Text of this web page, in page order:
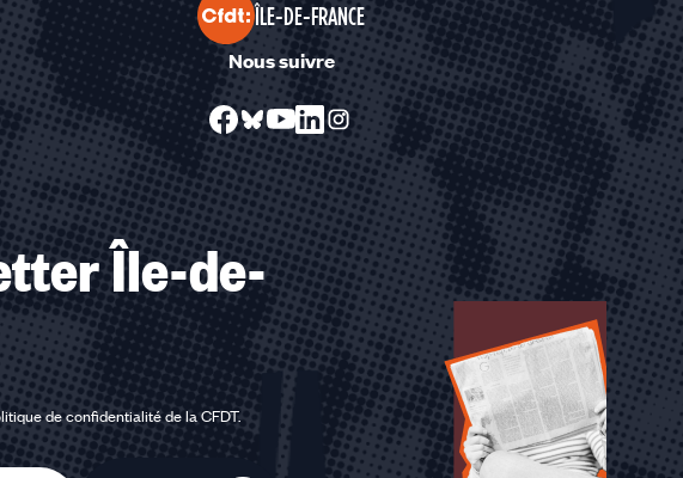
ÎLE-DE-FRANCE
Nous suivre
Île-de-
de confidentialité de la CFDT.